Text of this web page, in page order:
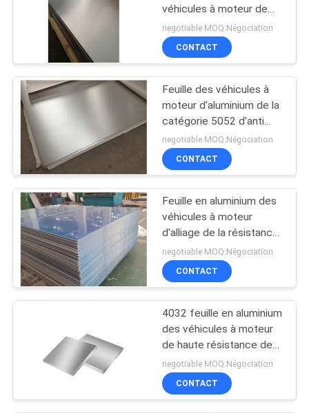
DEMANDEZ
CITATION
PLAN
SITE
PRIVACY
POLICY
Plat en aluminium
anodisé
Plat marin
d'aluminium de
catégorie
Plat de l'aluminium
6061
8
véhicules à moteur de
H32 H112
negotiable MOQ:Négociation
CONTACT
Feuille des véhicules à
moteur d'aluminium de la
catégorie 5052 d'anti
corrosion
negotiable MOQ:Négociation
CONTACT
Feuille en aluminium des
véhicules à moteur
d'alliage de la résistance
à la corrosion 3005
negotiable MOQ:Négociation
CONTACT
4032 feuille en aluminium
des véhicules à moteur
de haute résistance de
H111 H12
negotiable MOQ:Négociation
CONTACT